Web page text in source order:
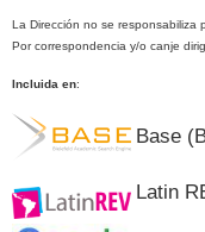
La Dirección no se responsabiliza
Por correspondencia y/o canje
Incluida en:
Base
Latin